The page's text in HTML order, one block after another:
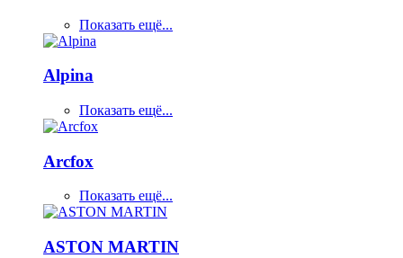
Показать ещё...
Alpina
Показать ещё...
Arcfox
Показать ещё...
ASTON MARTIN